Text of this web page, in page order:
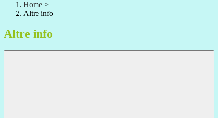
Home >
Altre info
Altre info